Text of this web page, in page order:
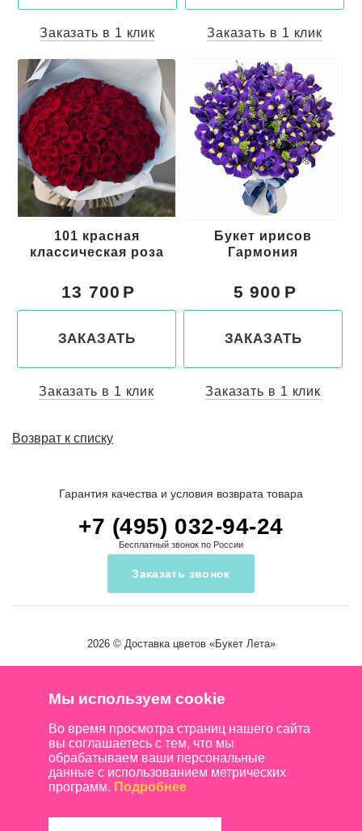
Заказать в 1 клик Заказать в 1 клик
Букет ирисов
Гармония
5 900
ЗАКАЗАТЬ
Заказать в 1 клик
101 красная
классическая роза
13 700
ЗАКАЗАТЬ
Заказать в 1 клик
Возврат к списку
Гарантия качества и условия возврата товара
+7 (495) 032-94-24
Бесплатный звонок по России
Заказать звонок
2026 © Доставка цветов«Букет Лета»
Мы используем cookie
Во время просмотра страниц нашего сайта
вы соглашаетесь с тем, что мы
обрабатываем ваши персональные
данные с использованием метрических
программ. Подробнее